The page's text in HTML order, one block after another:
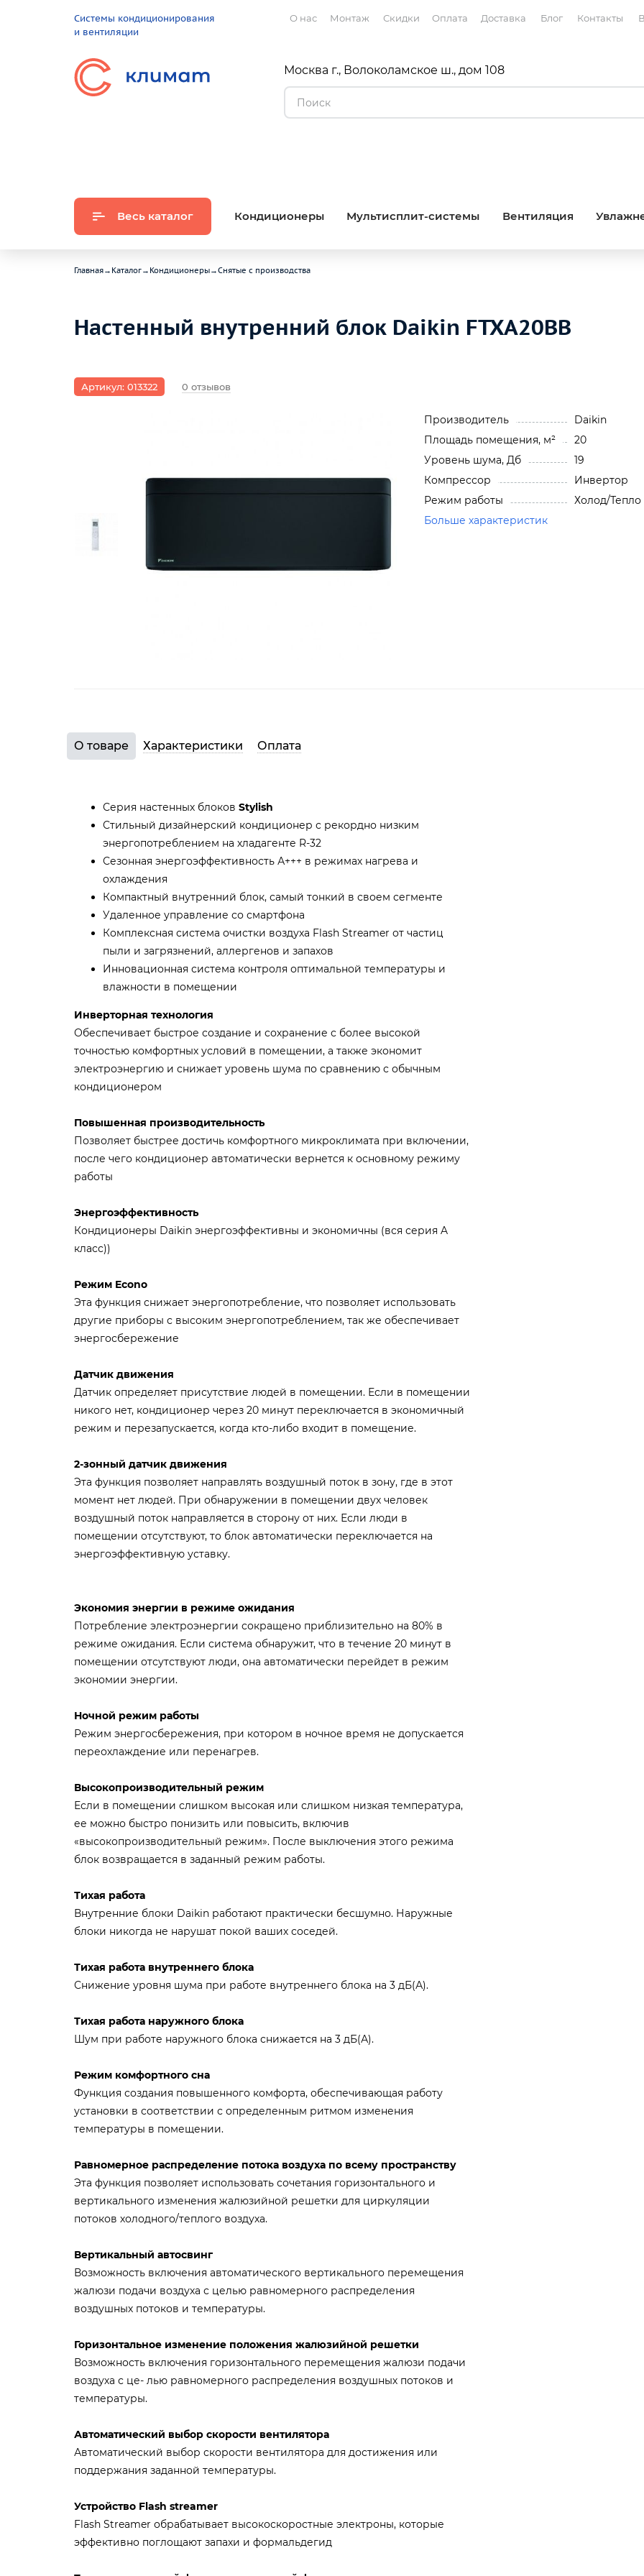
Системы кондиционирования
и вентиляции
О нас Монтаж Скидки Оплата Доставка Блог Контакты
Москва г., Волоколамское ш., дом 108
Весь каталог Кондиционеры Мультисплит-системы Вентиляция
Главная→ Каталог→ Кондиционеры→Снятые с производства
Настенный внутренний блок Daikin FTXA20BB
Артикул: 013322 0 отзывов
Производитель
Daikin
Площадь помещения, м²
20
Уровень шума, Дб
19
Компрессор
Инвертор
Режим работы
Холод/Тепло
Больше характеристик
О товаре Характеристики Оплата
Серия настенных блоков Stylish
Стильный дизайнерский кондиционер с рекордно низким
энергопотреблением на хладагенте R-32
Сезонная энергоэффективность А+++ в режимах нагрева и
охлаждения
Компактный внутренний блок, самый тонкий в своем сегменте
Удаленное управление со смартфона
Комплексная система очистки воздуха Flash Streamer от частиц
пыли и загрязнений, аллергенов и запахов
Инновационная система контроля оптимальной температуры и
влажности в помещении
Инверторная технология
Обеспечивает быстрое создание и сохранение с более высокой
точностью комфортных условий в помещении, а также экономит
электроэнергию и снижает уровень шума по сравнению с обычным
кондиционером
Повышенная производительность
Позволяет быстрее достичь комфортного микроклимата при включении,
после чего кондиционер автоматически вернется к основному режиму
работы
Энергоэффективность
Кондиционеры Daikin энергоэффективны и экономичны (вся серия A
класс))
Режим Econo
Эта функция снижает энергопотребление, что позволяет использовать
другие приборы с высоким энергопотреблением, так же обеспечивает
энергосбережение
Датчик движения
Датчик определяет присутствие людей в помещении. Если в помещении
никого нет, кондиционер через 20 минут переключается в экономичный
режим и перезапускается, когда кто-либо входит в помещение.
2-зонный датчик движения
Эта функция позволяет направлять воздушный поток в зону, где в этот
момент нет людей. При обнаружении в помещении двух человек
воздушный поток направляется в сторону от них. Если люди в
помещении отсутствуют, то блок автоматически переключается на
энергоэффективную уставку.
Экономия энергии в режиме ожидания
Потребление электроэнергии сокращено приблизительно на 80% в
режиме ожидания. Если система обнаружит, что в течение 20 минут в
помещении отсутствуют люди, она автоматически перейдет в режим
экономии энергии.
Ночной режим работы
Режим энергосбережения, при котором в ночное время не допускается
переохлаждение или перенагрев.
Высокопроизводительный режим
Если в помещении слишком высокая или слишком низкая температура,
ее можно быстро понизить или повысить, включив
«высокопроизводительный режим». После выключения этого режима
блок возвращается в заданный режим работы.
Тихая работа
Внутренние блоки Daikin работают практически бесшумно. Наружные
блоки никогда не нарушат покой ваших соседей.
Тихая работа внутреннего блока
Снижение уровня шума при работе внутреннего блока на 3 дБ(А).
Тихая работа наружного блока
Шум при работе наружного блока снижается на 3 дБ(А).
Режим комфортного сна
Функция создания повышенного комфорта, обеспечивающая работу
установки в соответствии с определенным ритмом изменения
температуры в помещении.
Равномерное распределение потока воздуха по всему пространству
Эта функция позволяет использовать сочетания горизонтального и
вертикального изменения жалюзийной решетки для циркуляции
потоков холодного/теплого воздуха.
Вертикальный автосвинг
Возможность включения автоматического вертикального перемещения
жалюзи подачи воздуха с целью равномерного распределения
воздушных потоков и температуры.
Горизонтальное изменение положения жалюзийной решетки
Возможность включения горизонтального перемещения жалюзи подачи
воздуха с це- лью равномерного распределения воздушных потоков и
температуры.
Автоматический выбор скорости вентилятора
Автоматический выбор скорости вентилятора для достижения или
поддержания заданной температуры.
Устройство Flash streamer
Flash Streamer обрабатывает высокоскоростные электроны, которые
эффективно поглощают запахи и формальдегид